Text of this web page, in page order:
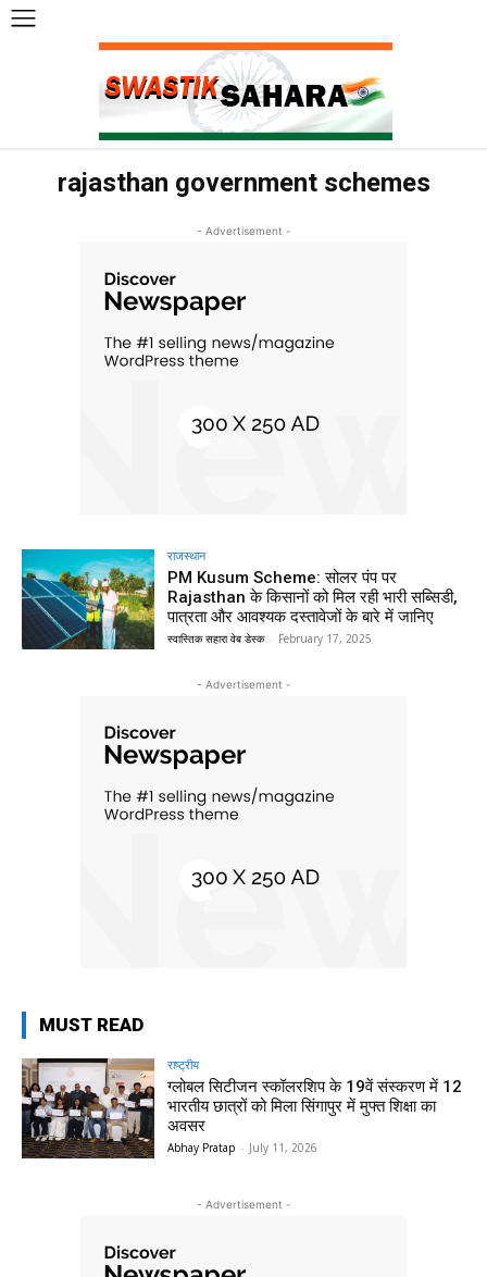
rajasthan government schemes
- Advertisement -
राजस्थान
PM Kusum Scheme: सोलर पंप पर
Rajasthan के किसानों को मिल रही भारी सब्सिडी,
पात्रता और आवश्यक दस्तावेजों के बारे में जानिए
स्वास्तिक सहारा वेब डेस्क - February 17, 2025
- Advertisement -
MUST READ
राष्ट्रीय
ग्लोबल सिटीजन स्कॉलरशिप के 19वें संस्करण में 12
भारतीय छात्रों को मिला सिंगापुर में मुफ्त शिक्षा का
अवसर
Abhay Pratap - July 11, 2026
- Advertisement -